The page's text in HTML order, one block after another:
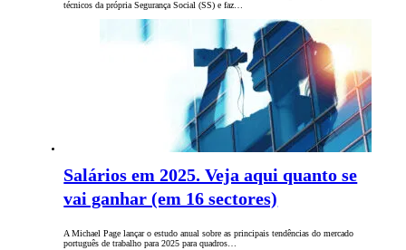
técnicos da própria Segurança Social (SS) e faz…
Salários em 2025. Veja aqui quanto se
vai ganhar (em 16 sectores)
A Michael Page lançar o estudo anual sobre as principais tendências do mercado
português de trabalho para 2025 para quadros…